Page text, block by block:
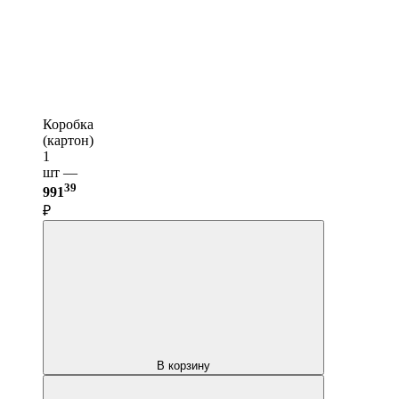
Коробка
(картон)
1
шт —
99139
₽
В корзину